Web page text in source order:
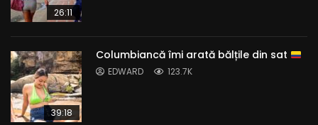
26:11
39:18
Columbiancă îmi arată bălțile din sat
EDWARD 123.7K